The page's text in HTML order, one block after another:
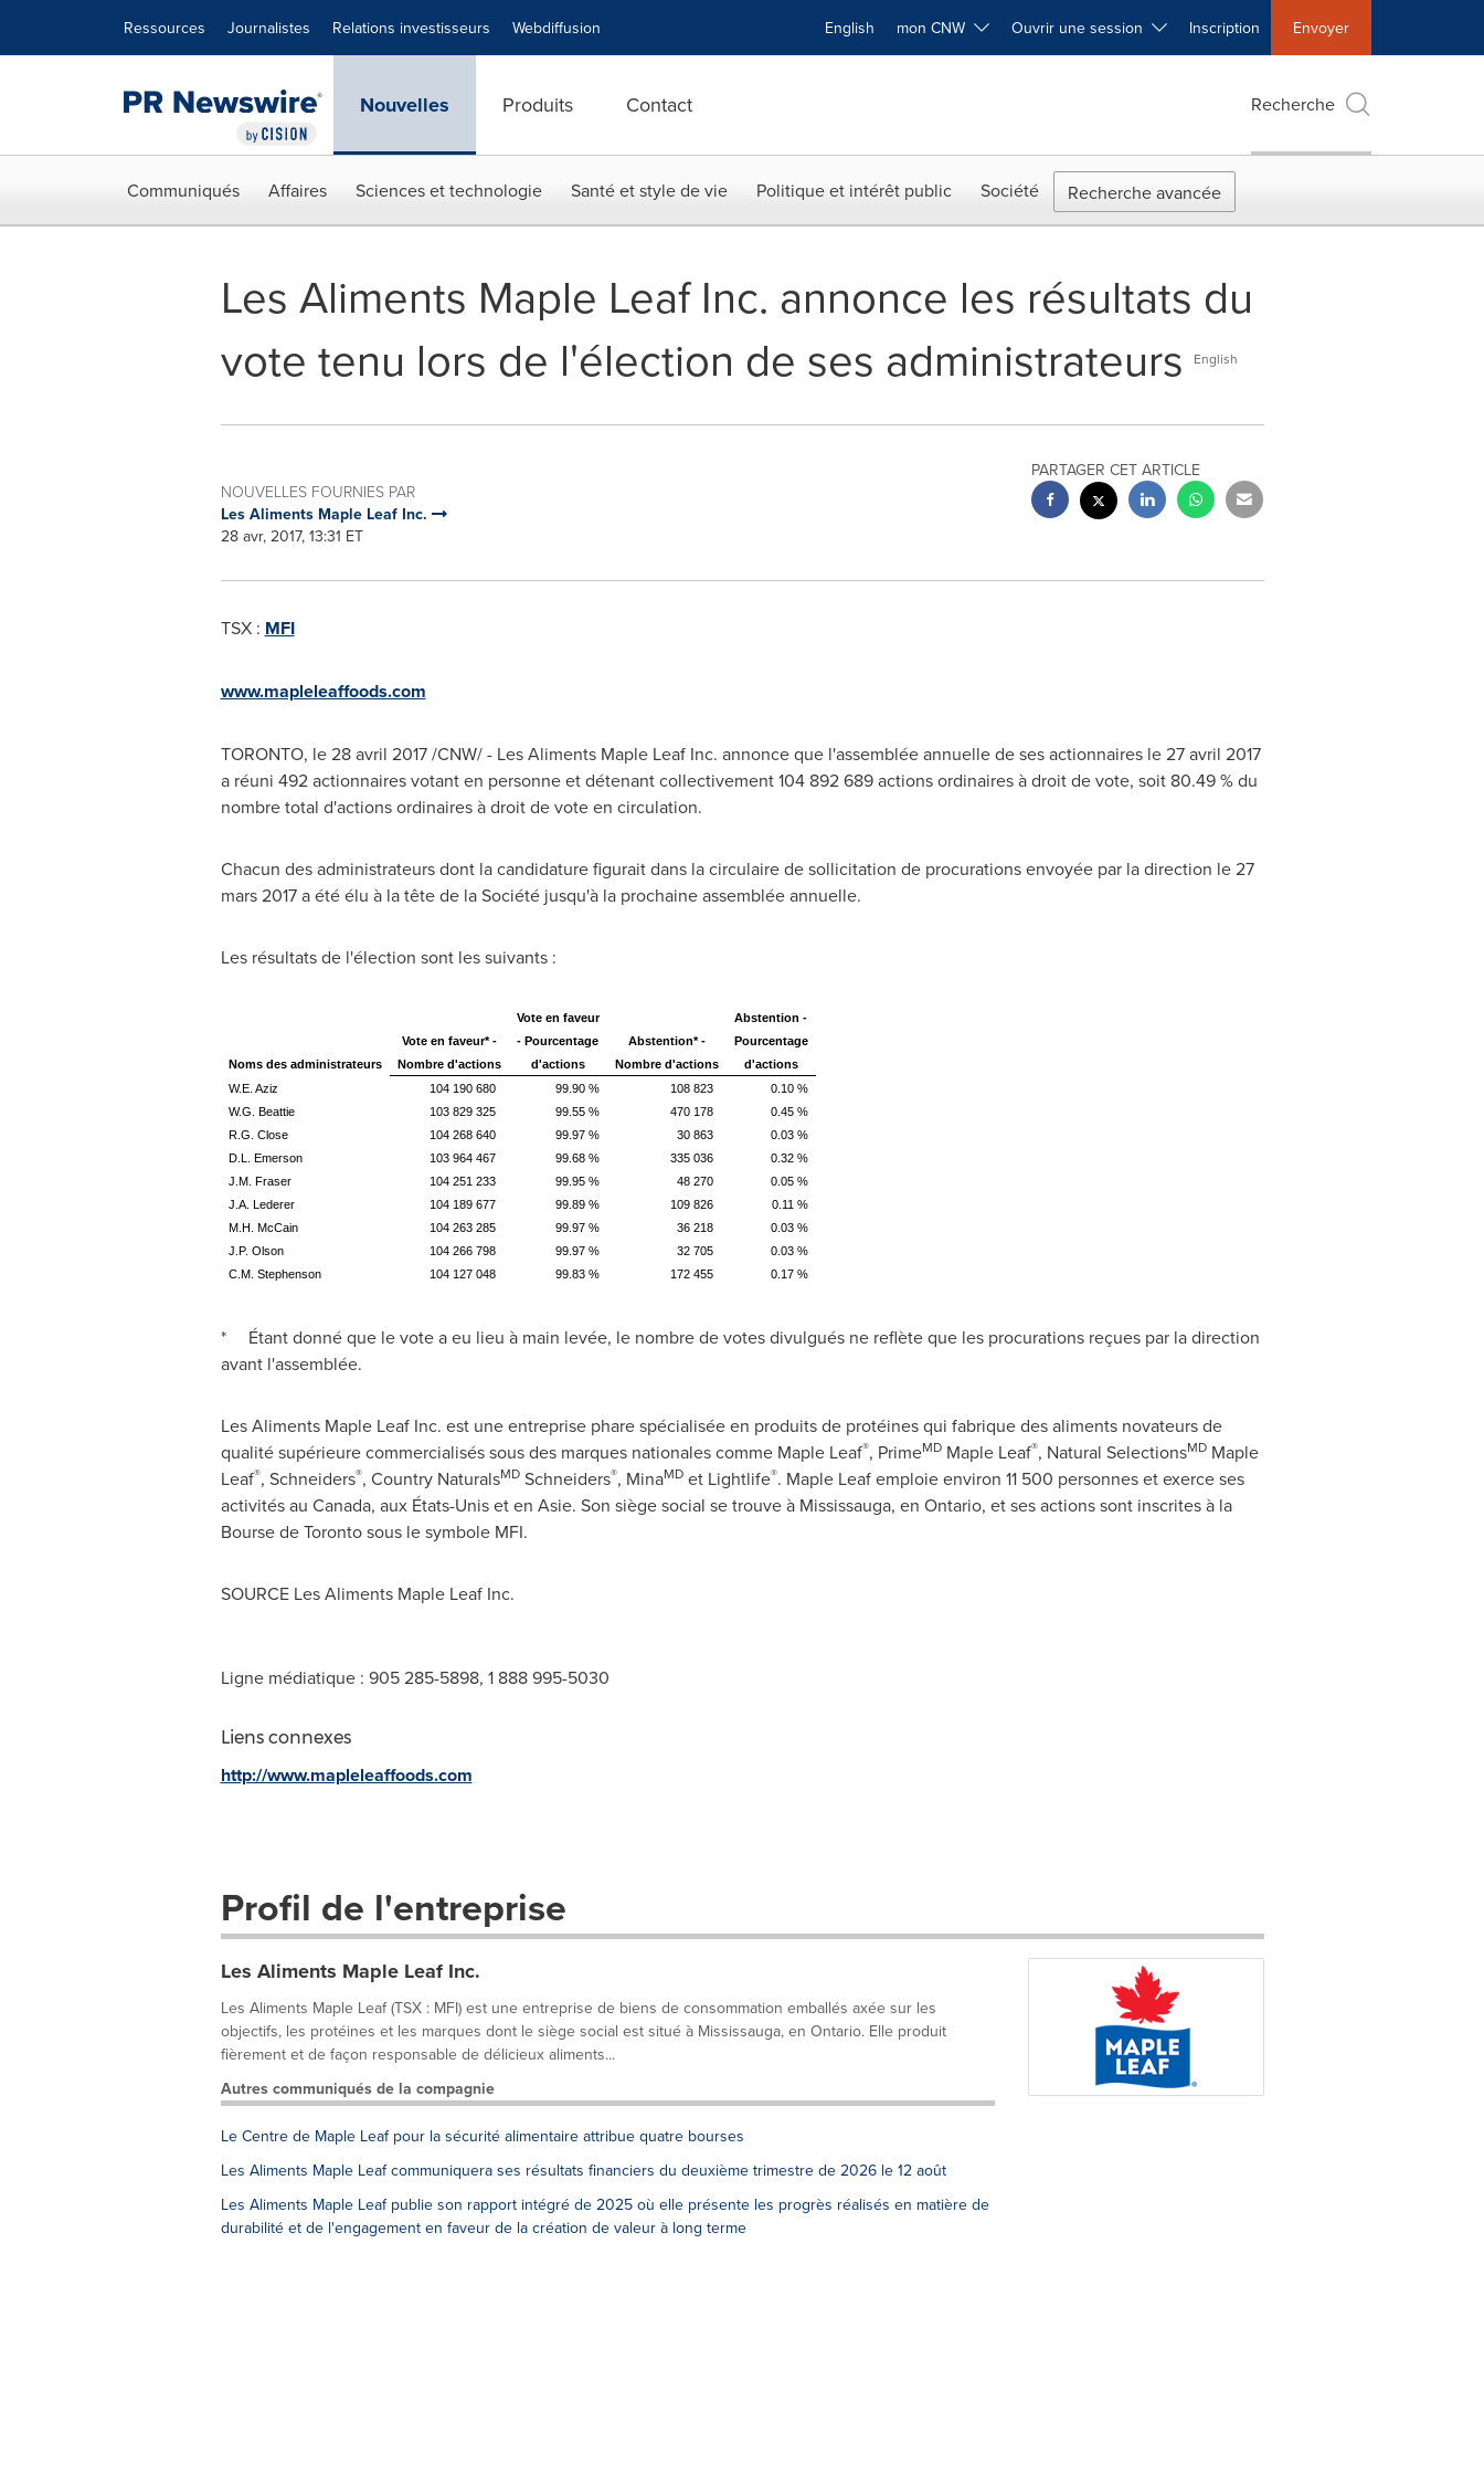
Ressources Journalistes Relations investisseurs Webdiffusion English mon CNW Ouvrir une session Inscription Envoyer
Nouvelles Produits Contact Recherche
Communiqués Affaires Sciences et technologie Santé et style de vie Politique et intérêt public Société Recherche avancée
Les Aliments Maple Leaf Inc. annonce les résultats du
vote tenu lors de l'élection de ses administrateurs
English
NOUVELLES FOURNIES PAR
Les Aliments Maple Leaf Inc.
28 avr, 2017, 13:31 ET
PARTAGER CET ARTICLE
TSX : MFI
www.mapleleaffoods.com
TORONTO, le 28 avril 2017 /CNW/ - Les Aliments Maple Leaf Inc. annonce que l'assemblée annuelle de ses actionnaires le 27 avril 2017
a réuni 492 actionnaires votant en personne et détenant collectivement 104 892 689 actions ordinaires à droit de vote, soit 80.49 % du
nombre total d'actions ordinaires à droit de vote en circulation.
Chacun des administrateurs dont la candidature figurait dans la circulaire de sollicitation de procurations envoyée par la direction le 27
mars 2017 a été élu à la tête de la Société jusqu'à la prochaine assemblée annuelle.
Les résultats de l'élection sont les suivants :
Noms des administrateurs
Vote en faveur* -
Nombre d'actions
Vote en faveur
- Pourcentage
d'actions
Abstention* -
Nombre d'actions
Abstention -
Pourcentage
d'actions
W.E. Aziz
104 190 680 99.90 % 108 823
0.10 %
W.G. Beattie
103 829 325 99.55 % 470 178
0.45 %
R.G. Close
104 268 640 99.97 % 30 863
0.03 %
D.L. Emerson
103 964 467 99.68 % 335 036
0.32 %
J.M. Fraser
104 251 233 99.95 % 48 270
0.05 %
J.A. Lederer
104 189 677 99.89 % 109 826
0.11 %
M.H. McCain
104 263 285 99.97 % 36 218
0.03 %
J.P. Olson
104 266 798 99.97 % 32 705
0.03 %
C.M. Stephenson
104 127 048 99.83 % 172 455 0.17 %
* Étant donné que le vote a eu lieu à main levée, le nombre de votes divulgués ne reflète que les procurations reçues par la direction
avant l'assemblée.
Les Aliments Maple Leaf Inc. est une entreprise phare spécialisée en produits de protéines qui fabrique des aliments novateurs de
qualité supérieure commercialisés sous des marques nationales comme Maple Leaf®, PrimeMDMaple Leaf®, Natural SelectionsMDMaple
Leaf®, Schneiders®, Country NaturalsMDSchneiders®, MinaMDet Lightlife®. Maple Leaf emploie environ 11 500 personnes et exerce ses
activités au Canada, aux États-Unis et en Asie. Son siège social se trouve à Mississauga, en Ontario, et ses actions sont inscrites à la
Bourse deTorontosous le symbole MFI.
SOURCE Les Aliments Maple Leaf Inc.
Ligne médiatique : 905 285-5898, 1 888 995-5030
Liens connexes
http://www.mapleleaffoods.com
Profil de l'entreprise
Les Aliments Maple Leaf Inc.
Les Aliments Maple Leaf (TSX : MFI) est une entreprise de biens de consommation emballés axée sur les
objectifs, les protéines et les marques dont le siège social est situé à Mississauga, en Ontario. Elle produit
fièrement et de façon responsable de délicieux aliments...
Autres communiqués de la compagnie
Le Centre de Maple Leaf pour la sécurité alimentaire attribue quatre bourses
Les Aliments Maple Leaf communiquera ses résultats financiers du deuxième trimestre de 2026 le 12 août
Les Aliments Maple Leaf publie son rapport intégré de 2025 où elle présente les progrès réalisés en matière de
durabilité et de l'engagement en faveur de la création de valeur à long terme